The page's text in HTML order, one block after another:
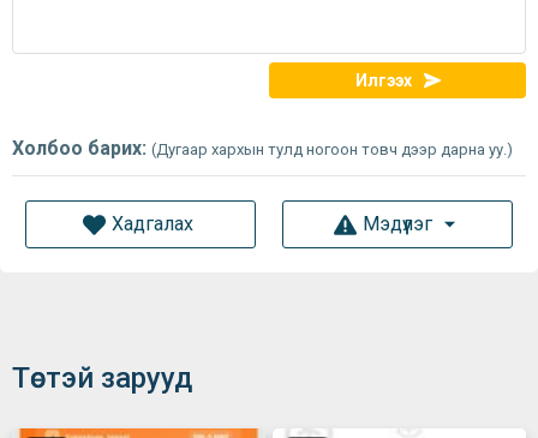
Илгээх
Холбоо барих: (Дугаар хархын тулд ногоон товч дээр дарна уу.)
Хадгалах Мэдүүлэг
Төстэй зарууд